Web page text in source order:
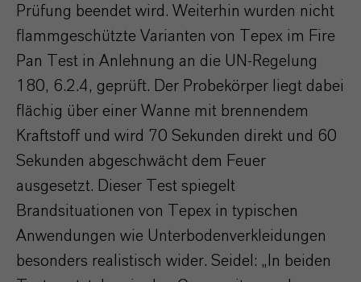
Prüfung beendet wird. Weiterhin wurden nicht
flammgeschützte Varianten von Tepex im Fire
Pan Test in Anlehnung an die UN-Regelung
180, 6.2.4, geprüft. Der Probekörper liegt dabei
flächig über einer Wanne mit brennendem
Kraftstoff und wird 70 Sekunden direkt und 60
Sekunden abgeschwächt dem Feuer
ausgesetzt. Dieser Test spiegelt
Brandsituationen von Tepex in typischen
Anwendungen wie Unterbodenverkleidungen
besonders realistisch wider. Seidel: „In beiden